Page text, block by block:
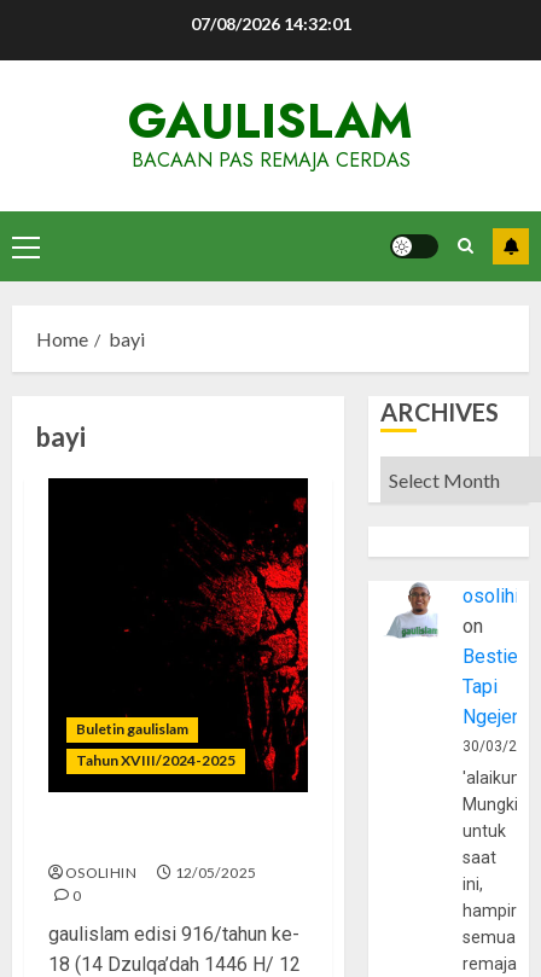
07/08/2026 14:32:02
GAULISLAM
BACAAN PAS REMAJA CERDAS
Primary
Menu
Home bayi
bayi
Buletin gaulislam
Tahun XVIII/2024-2025
OSOLIHIN
12/05/2025
0
gaulislam edisi 916/tahun ke-
18 (14 Dzulqa’dah 1446 H/ 12
ARCHIVES
Archives
osolihin
on
Bestie
Tapi
30/03/
Mungkin
untuk
saat
ini,
hampir
semua
remaja